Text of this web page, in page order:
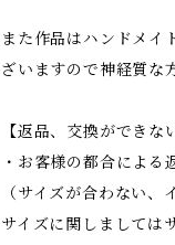
また作品はハンドメイ
ざいますので神経質な
【返品、交換ができな
・お客様の都合によ
（サイズが合わない、
サイズに関しましては